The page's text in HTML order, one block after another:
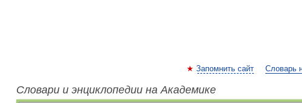
Запомнить сайт Словарь
Словари и энциклопедии на Академике